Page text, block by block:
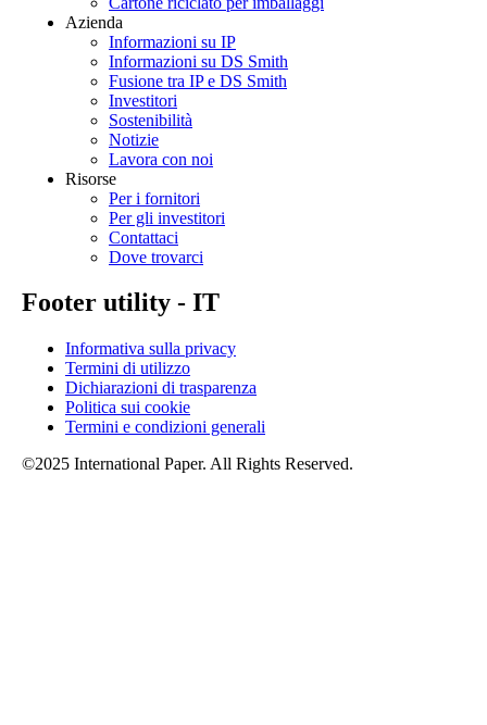
Azienda
Informazioni su IP
Informazioni su DS Smith
Fusione tra IP e DS Smith
Investitori
Sostenibilità
Notizie
Lavora con noi
Risorse
Per i fornitori
Per gli investitori
Contattaci
Dove trovarci
Footer utility - IT
Informativa sulla privacy
Termini di utilizzo
Dichiarazioni di trasparenza
Politica sui cookie
Termini e condizioni generali
©2025 International Paper. All Rights Reserved.